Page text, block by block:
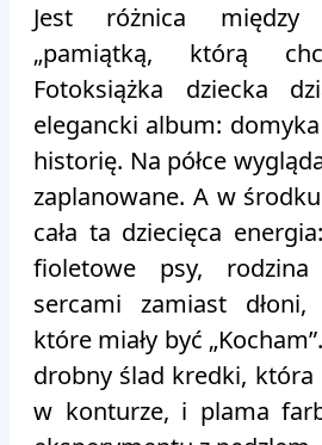
Jest różnica między
„pamiątką, którą
Fotoksiążka dziecka
elegancki album:
historię. Na półce
zaplanowane. A w
cała ta dziecięca
fioletowe psy,
sercami zamiast
które miały być
drobny ślad kredki, która
w konturze, i plama